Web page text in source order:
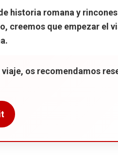
historia romana y
creemos que empezar el
os recomendamos